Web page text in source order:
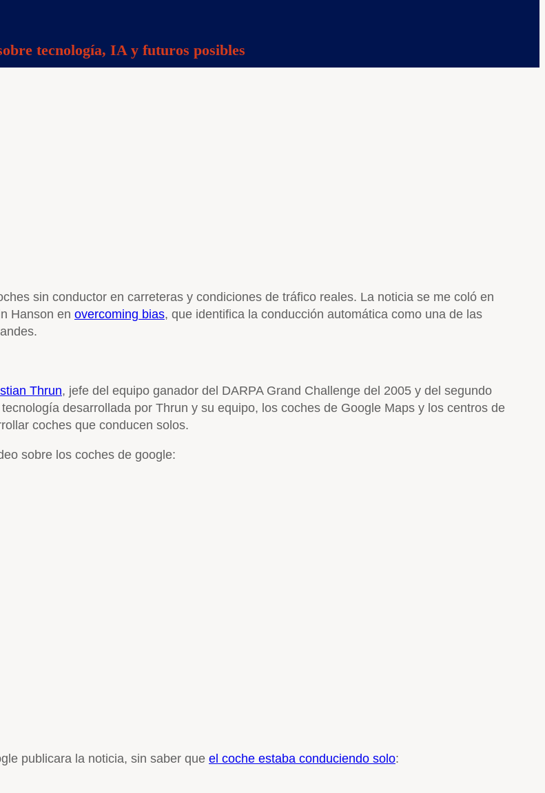
tecnología, IA y futuros posibles
sin conductor en carreteras y condiciones de tráfico reales. La noticia se me coló en
Hanson en overcoming bias, que identifica la conducción automática como una de las
Thrun, jefe del equipo ganador del DARPA Grand Challenge del 2005 y del segundo
desarrollada por Thrun y su equipo, los coches de Google Maps y los centros de
coches que conducen solos.
sobre los coches de google:
publicara la noticia, sin saber que el coche estaba conduciendo solo: